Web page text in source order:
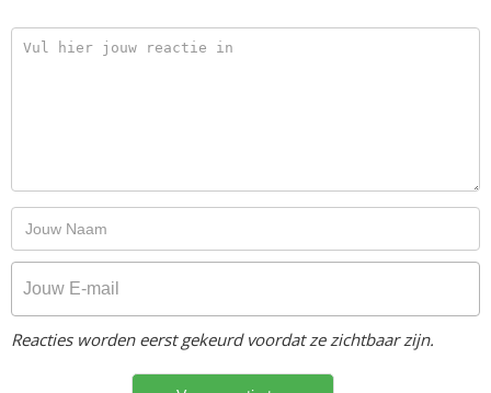
Reacties worden eerst gekeurd voordat ze zichtbaar zijn.